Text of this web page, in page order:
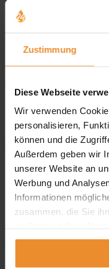
Zustimmung
Diese Webseite
Wir verwenden
personalisieren,
können und die
Außerdem geben wir
unserer Website an
Werbung und
Informationen
zusammen, die Sie
Voraussetzung, um den
entfernen und Risiken zu
Wie lange dauert es,
kann es länger dauern.
Was passiert mit
Je nach Situation kann
entsorgt werden.
fachgerecht und
Ist „Erdtank
Stilllegung?
Manchmal ja – aber es ist
sinnvoll ist oder ob die
langfristig die bessere